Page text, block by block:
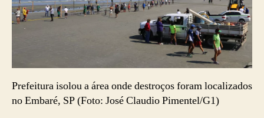
Prefeitura isolou a área onde destroços foram localizados
no Embaré, SP (Foto: José Claudio Pimentel/G1)